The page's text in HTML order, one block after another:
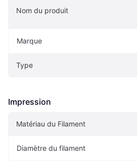
Nom du produit
Marque
Type
Impression
Matériau du Filament
Diamètre du filament